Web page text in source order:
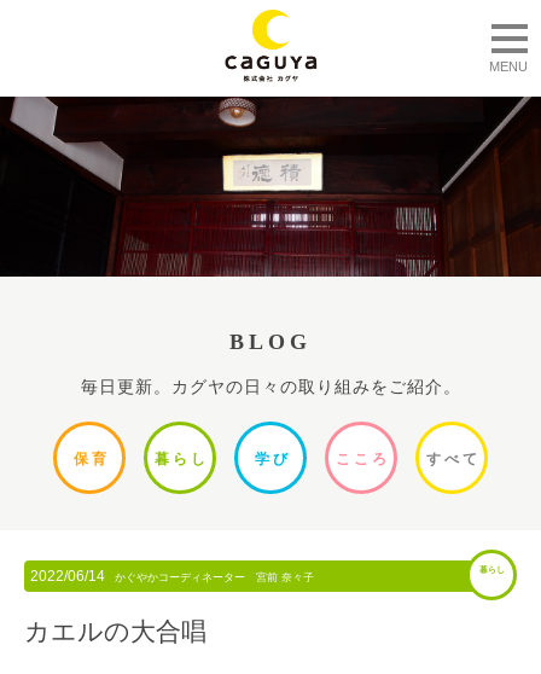
MENU
BLOG
毎日更新。カグヤの日々の取り組みをご紹介。
保 育 暮ら し 学 び ここ ろ すべて
2022/06/14 かぐやかコーディネーター 宮前 奈々子
暮らし
カエルの大合唱